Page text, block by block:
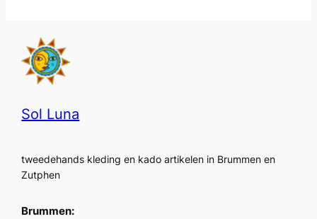
Sol Luna
tweedehands kleding en kado artikelen in Brummen en
Zutphen
Brummen: